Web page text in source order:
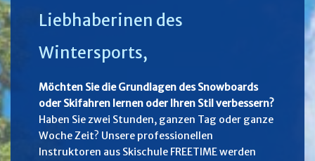
Liebhaberinen des
Wintersports,
Möchten Sie die Grundlagen des Snowboards
oder Skifahren lernen oder Ihren Stil verbessern?
Haben Sie zwei Stunden, ganzen Tag oder ganze
Woche Zeit? Unsere professionellen
Instruktoren aus Skischule FREETIME werden